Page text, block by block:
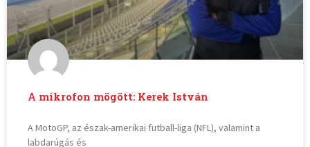
A mikrofon mögött: Kerek István
A MotoGP, az észak-amerikai futball-liga (NFL), valamint a
labdarúgás és